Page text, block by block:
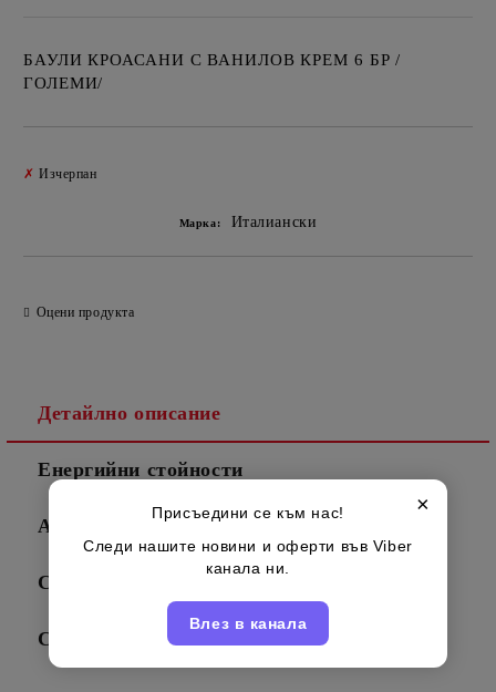
БАУЛИ КРОАСАНИ С ВАНИЛОВ КРЕМ 6 БР /
ГОЛЕМИ/
✗ Изчерпан
Марка: Италиански
Оцени продукта
Детайлно описание
Енергийни стойности
Алергени
Съставки
Съхранение
×
Присъедини се към нас!
Следи нашите новини и оферти във Viber
канала ни.
Влез в канала